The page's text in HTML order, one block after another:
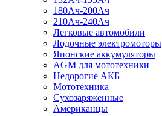
180Ач-200Ач
210Ач-240Ач
Легковые автомобили
Лодочные электромоторы
Японские аккумуляторы
AGM для мототехники
Недорогие АКБ
Мототехника
Сухозаряженные
Американцы